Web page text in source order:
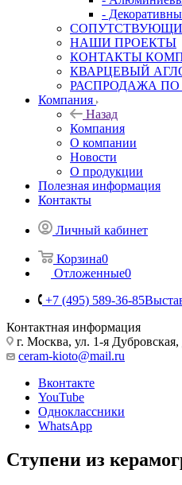
-
НАШИ ПРОЕКТЫ
КОНТАКТЫ
КВАРЦЕВЫЙ
РАСПРОДАЖА
Компания
Назад
Компания
О компании
Новости
О продукции
Полезная информация
Контакты
Личный кабинет
Корзина0
Отложенные0
+7 (495) 589-36-85
Контактная информация
г. Москва, ул. 1-я
ceram-kioto@mail.ru
Вконтакте
YouTube
Одноклассники
WhatsApp
Ступени из